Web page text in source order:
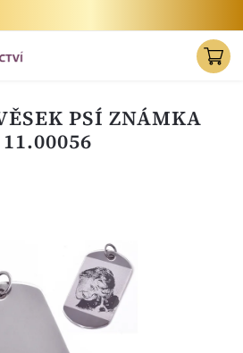
PSÍ ZNÁMKA